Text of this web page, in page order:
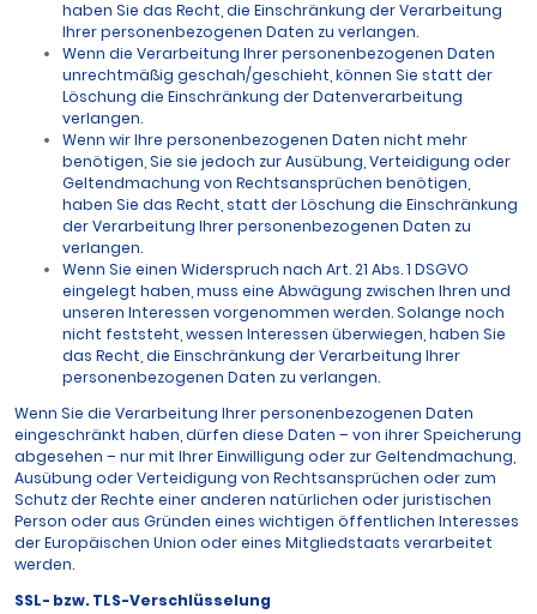
haben Sie das Recht, die Einschränkung der Verarbeitung
Ihrer personenbezogenen Daten zu verlangen.
Wenn die Verarbeitung Ihrer personenbezogenen Daten
unrechtmäßig geschah/geschieht, können Sie statt der
Löschung die Einschränkung der Datenverarbeitung
verlangen.
Wenn wir Ihre personenbezogenen Daten nicht mehr
benötigen, Sie sie jedoch zur Ausübung, Verteidigung oder
Geltendmachung von Rechtsansprüchen benötigen,
haben Sie das Recht, statt der Löschung die Einschränkung
der Verarbeitung Ihrer personenbezogenen Daten zu
verlangen.
Wenn Sie einen Widerspruch nach Art. 21 Abs. 1 DSGVO
eingelegt haben, muss eine Abwägung zwischen Ihren und
unseren Interessen vorgenommen werden. Solange noch
nicht feststeht, wessen Interessen überwiegen, haben Sie
das Recht, die Einschränkung der Verarbeitung Ihrer
personenbezogenen Daten zu verlangen.
Wenn Sie die Verarbeitung Ihrer personenbezogenen Daten
eingeschränkt haben, dürfen diese Daten – von ihrer Speicherung
abgesehen – nur mit Ihrer Einwilligung oder zur Geltendmachung,
Ausübung oder Verteidigung von Rechtsansprüchen oder zum
Schutz der Rechte einer anderen natürlichen oder juristischen
Person oder aus Gründen eines wichtigen öffentlichen Interesses
der Europäischen Union oder eines Mitgliedstaats verarbeitet
werden.
SSL- bzw. TLS-Verschlüsselung